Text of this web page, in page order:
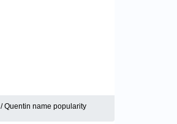
/ Quentin name popularity